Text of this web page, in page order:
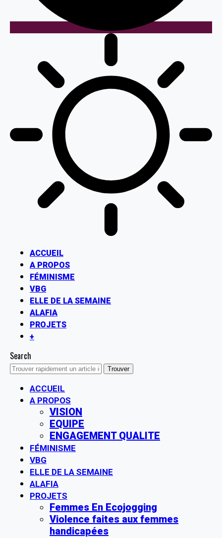
ACCUEIL
A PROPOS
FÉMINISME
VBG
ELLE DE LA SEMAINE
ALAFIA
PROJETS
+
Search
ACCUEIL
A PROPOS
VISION
EQUIPE
ENGAGEMENT QUALITE
FÉMINISME
VBG
ELLE DE LA SEMAINE
ALAFIA
PROJETS
Femmes En Ecojogging
Violence faites aux femmes
handicapées